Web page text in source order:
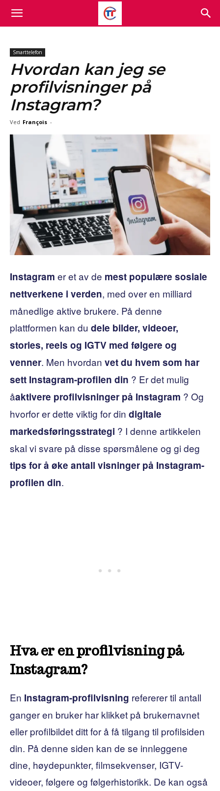
Smarttelefon
Hvordan kan jeg se
profilvisninger på
Instagram?
Ved François -
Instagram er et av de mest populære sosiale
nettverkene i verden, med over en milliard
månedlige aktive brukere. På denne
plattformen kan du dele bilder, videoer,
stories, reels og IGTV med følgere og
venner. Men hvordan vet du hvem som har
sett Instagram-profilen din ? Er det mulig
åaktivere profilvisninger på Instagram ? Og
hvorfor er dette viktig for din digitale
markedsføringsstrategi ? I denne artikkelen
skal vi svare på disse spørsmålene og gi deg
tips for å øke antall visninger på Instagram-
profilen din.
Hva er en profilvisning på
Instagram?
En Instagram-profilvisning refererer til antall
ganger en bruker har klikket på brukernavnet
eller profilbildet ditt for å få tilgang til profilsiden
din. På denne siden kan de se innleggene
dine, høydepunkter, filmsekvenser, IGTV-
videoer, følgere og følgerhistorikk. De kan også